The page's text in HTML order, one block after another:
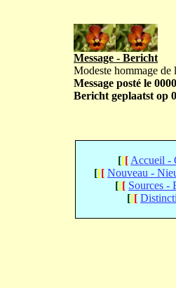
Message - Bericht
Modeste hommage de
Message posté le
Bericht geplaatst op
[[[ Accueil -
[[[ Nouveau -
[[[ Sources -
[[[